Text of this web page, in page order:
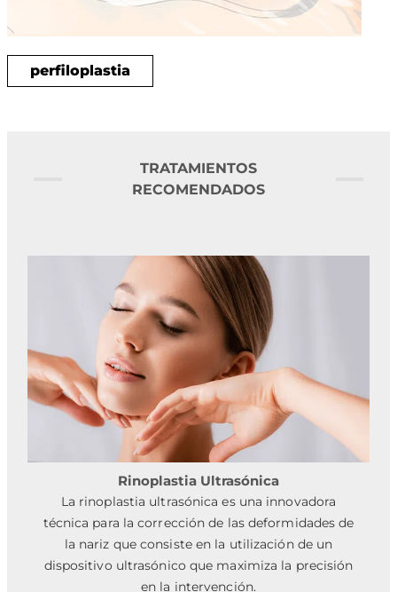
perfiloplastia
TRATAMIENTOS
RECOMENDADOS
Rinoplastia Ultrasónica
La rinoplastia ultrasónica es una innovadora
técnica para la corrección de las deformidades de
la nariz que consiste en la utilización de un
dispositivo ultrasónico que maximiza la precisión
en la intervención.